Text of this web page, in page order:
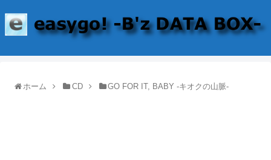
ホーム CD GO FOR IT, BABY -キオクの山脈-